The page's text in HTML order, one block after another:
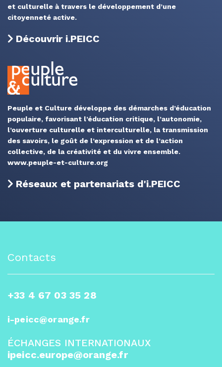
et culturelle à travers le développement d’une
citoyenneté active.
Découvrir i.PEICC
Peuple et Culture développe des démarches d’éducation
populaire, favorisant l’éducation critique, l’autonomie,
l’ouverture culturelle et interculturelle, la transmission
des savoirs, le goût de l’expression et de l’action
collective, de la créativité et du vivre ensemble.
www.peuple-et-culture.org
Réseaux et partenariats d'i.PEICC
Contacts
+33 4 67 03 35 28
i-peicc@orange.fr
ÉCHANGES INTERNATIONAUX
ipeicc.europe@orange.fr